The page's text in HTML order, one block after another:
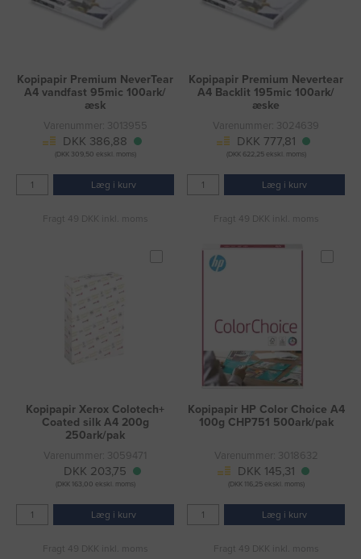
Kopipapir Premium NeverTear
A4 vandfast 95mic 100ark/
æsk
Varenummer: 3013955
DKK 386,88
(DKK 309,50 ekskl. moms)
Læg i kurv
Fragt 49 DKK inkl. moms
Kopipapir Premium Nevertear
A4 Backlit 195mic 100ark/
æske
Varenummer: 3024639
DKK 777,81
(DKK 622,25 ekskl. moms)
Læg i kurv
Fragt 49 DKK inkl. moms
Kopipapir Xerox Colotech+
Coated silk A4 200g
250ark/pak
Varenummer: 3059471
DKK 203,75
(DKK 163,00 ekskl. moms)
Læg i kurv
Fragt 49 DKK inkl. moms
Kopipapir HP Color Choice A4
100g CHP751 500ark/pak
Varenummer: 3018632
DKK 145,31
(DKK 116,25 ekskl. moms)
Læg i kurv
Fragt 49 DKK inkl. moms